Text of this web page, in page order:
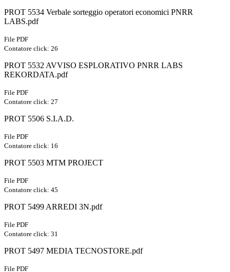
PROT 5534 Verbale sorteggio operatori economici PNRR
LABS.pdf
File PDF
Contatore click: 26
PROT 5532 AVVISO ESPLORATIVO PNRR LABS
REKORDATA.pdf
File PDF
Contatore click: 27
PROT 5506 S.I.A.D.
File PDF
Contatore click: 16
PROT 5503 MTM PROJECT
File PDF
Contatore click: 45
PROT 5499 ARREDI 3N.pdf
File PDF
Contatore click: 31
PROT 5497 MEDIA TECNOSTORE.pdf
File PDF